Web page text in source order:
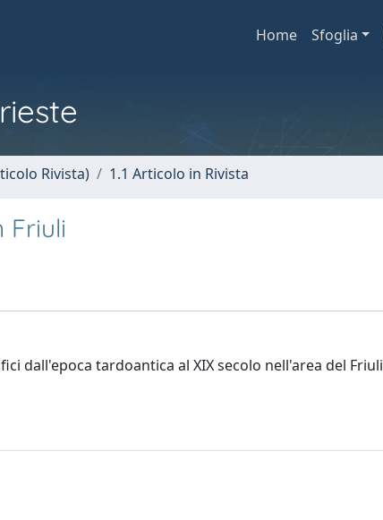
Home Sfoglia
Rivista) 1.1 Articolo in Rivista
Friuli
dall'epoca tardoantica al XIX secolo nell'area del Friuli